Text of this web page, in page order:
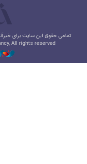
تمامی حقوق این سایت برای
All rights reserved